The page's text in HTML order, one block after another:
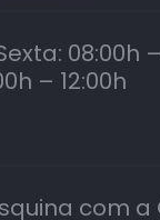
08:00h
– 12:00h
com a